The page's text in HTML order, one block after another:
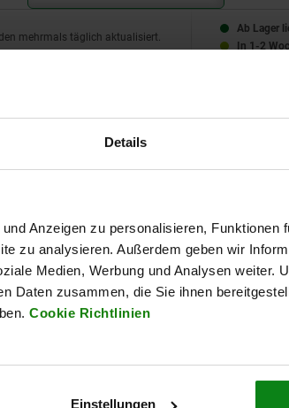
Details
Anzeigen zu personalisieren, Funktionen
zu analysieren. Außerdem geben wir
Medien, Werbung und Analysen weiter.
Daten zusammen, die Sie ihnen
Cookie Richtlinien
Einstellungen
mehrmals täglich aktualisiert.
Ab Lager
In 1-2
M12 32 93 30 21
M12 32 110 30 23
40 130